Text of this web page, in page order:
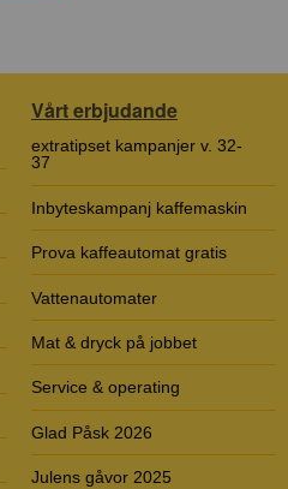
Vårt erbjudande
extratipset kampanjer v. 32-
37
Inbyteskampanj kaffemaskin
Prova kaffeautomat gratis
Vattenautomater
Mat & dryck på jobbet
Service & operating
Glad Påsk 2026
Julens gåvor 2025